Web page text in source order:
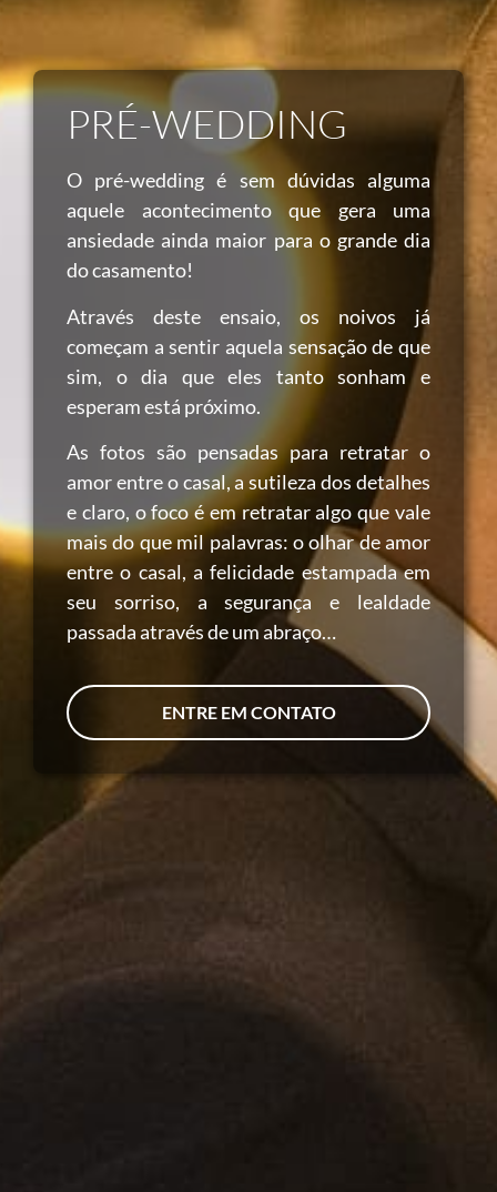
PRÉ-WEDDING
O pré-wedding é sem dúvidas alguma
aquele acontecimento que gera uma
ansiedade ainda maior para o grande dia
do casamento!
Através deste ensaio, os noivos já
começam a sentir aquela sensação de que
sim, o dia que eles tanto sonham e
esperam está próximo.
As fotos são pensadas para retratar o
amor entre o casal, a sutileza dos detalhes
e claro, o foco é em retratar algo que vale
mais do que mil palavras: o olhar de amor
entre o casal, a felicidade estampada em
seu sorriso, a segurança e lealdade
passada através de um abraço…
ENTRE EM CONTATO